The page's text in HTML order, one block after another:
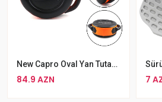
New Capro Oval Yan Tutacaqlı Lapa
84.9 AZN 7